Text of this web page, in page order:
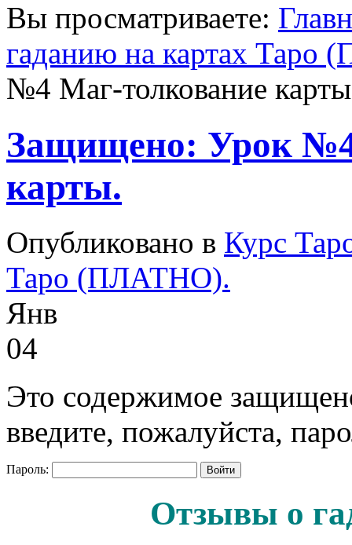
Вы просматриваете:
гаданию на картах
№4 Маг-толкование
Защищено: Урок
карты.
Опубликовано в Курс
Таро (ПЛАТНО).
Янв
04
Это содержимое
введите, пожалуйста,
Пароль:
Отзывы о